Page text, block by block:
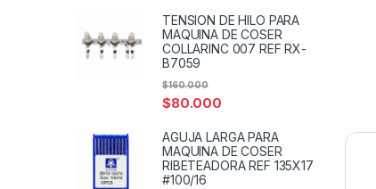
TENSION DE HILO PARA
MAQUINA DE COSER
COLLARINC 007 REF RX-
B7059
$80.000
$160.000
AGUJA LARGA PARA
MAQUINA DE COSER
RIBETEADORA REF 135X17
#100/16